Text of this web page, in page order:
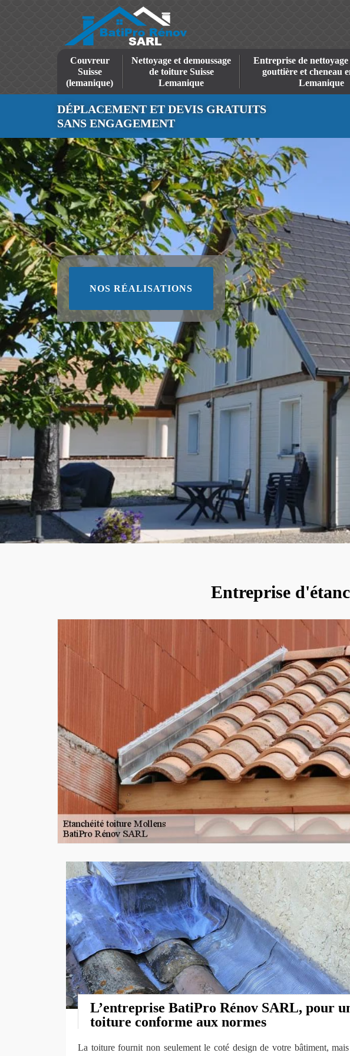
Couvreur
Suisse
(lemanique)
Nettoyage et demoussage
de toiture Suisse
Lemanique
Entreprise de nettoyage
gouttière et cheneau
Lemanique
DÉPLACEMENT ET DEVIS GRATUITS
SANS ENGAGEMENT
NOS RÉALISATIONS
Entreprise
L’entreprise BatiPro Rénov SARL, pour
toiture conforme aux normes
La toiture fournit non seulement le coté design de votre bâtiment, mais